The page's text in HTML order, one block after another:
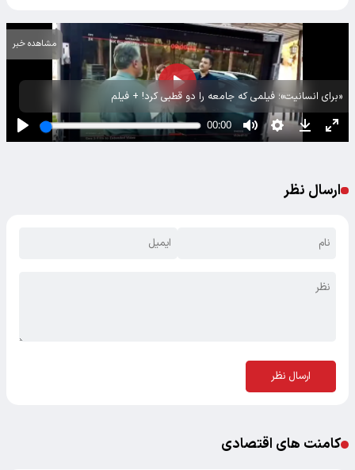
«برای انسانیت»؛ فیلمی که جامعه را دو قطبی کرد! + فیلم
مشاهده خبر
ارسال نظر
ارسال نظر
کامنت های اقتصادی